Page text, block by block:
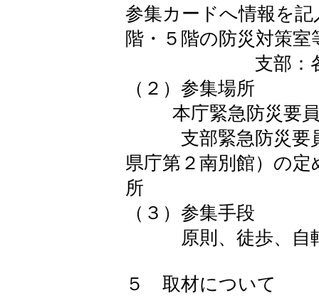
参集カードへ情報を
階・５階の防災対策室
支部：各総合
（２）参集場所
本庁緊急防災要員
支部緊急防災要員
県庁第２南別館）の定
（３）参集手段
原則、徒歩、自
５ 取材について